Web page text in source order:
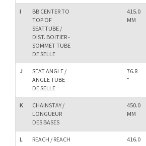
I
BB CENTER TO
TOP OF
SEATTUBE /
DIST. BOITIER -
SOMMET TUBE
DE SELLE
415.0
MM
J
SEAT ANGLE /
ANGLE TUBE
DE SELLE
76.8
°
K
CHAINSTAY /
LONGUEUR
DES BASES
450.0
MM
L REACH / REACH
416.0